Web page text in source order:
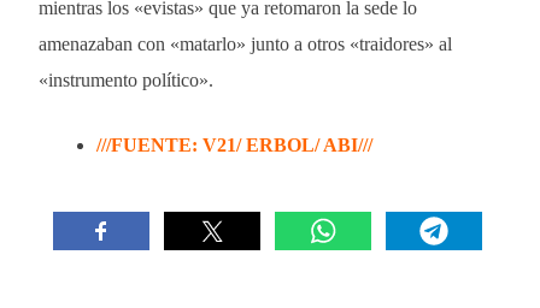
mientras los «evistas» que ya retomaron la sede lo
amenazaban con «matarlo» junto a otros «traidores» al
«instrumento político».
///FUENTE: V21/ ERBOL/ ABI///